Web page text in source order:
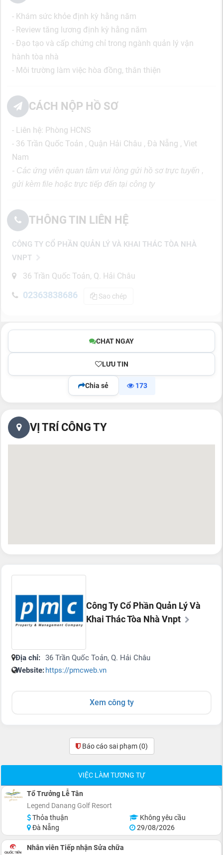
- Khám sức khỏe định kỳ hằng năm
- Review tăng lương định kỳ hằng năm
- Đạo tạo và cấp chứng chỉ trong ngành quản lý vận
hành tòa nhà
- Môi trường làm việc hòa đồng, thân thiện
CÁCH NỘP HỒ SƠ
- Liên hệ: Phòng HCNS
- 36 Trần Quốc Toản , Quận Hải Châu , Đà Nẵng , Viet
Nam
- Các ứng viên quan tâm vui lòng gửi hồ sơ trực tuyến ,
gửi kèm file hoặc trực tiếp đến tại công ty
THÔNG TIN LIÊN HỆ
CÔNG TY CỔ PHẦN QUẢN LÝ VÀ KHAI THÁC TÒA NHÀ
VNPT
36 Trần Quốc Toản, Q. Hải Châu
02363838686 Sao chép
CHAT NGAY
LƯU TIN
Chia sẻ 173
VỊ TRÍ CÔNG TY
Công Ty Cổ Phần Quản Lý Và
Khai Thác Tòa Nhà Vnpt
Địa chỉ: 36 Trần Quốc Toản, Q. Hải Châu
Website:https://pmcweb.vn
Xem công ty
Báo cáo sai phạm (0)
VIỆC LÀM TƯƠNG TỰ
Tổ Trưởng Lễ Tân
Legend Danang Golf Resort
Thỏa thuận
Không yêu cầu
Đà Nẵng
29/08/2026
Nhân viên Tiếp nhận Sửa chữa